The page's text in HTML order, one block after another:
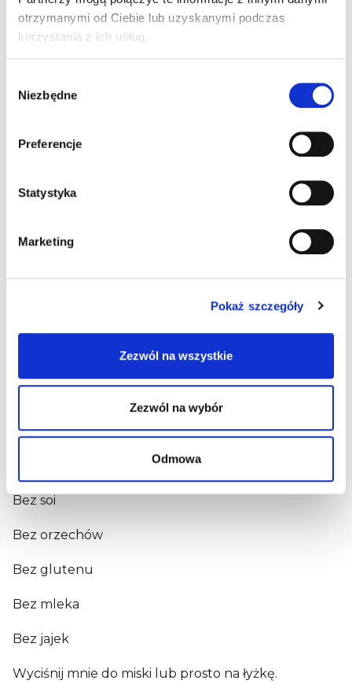
otrzymanymi od Ciebie lub uzyskanymi podczas
korzystania z ich usług.
zgody
Niezbędne
Preferencje
Statystyka
Marketing
Pokaż szczegóły
Zezwól na wszystkie
Zezwól na wybór
Odmowa
kJ/kcal
11,4
Błonnik
0,8
W tym nasycone kwasy tłuszczowe <0,1 g. W tym
O zawartości soli decyduje naturalnie występujący
w produktach sód.
Bez soi
Bez orzechów
Bez glutenu
Bez mleka
Bez jajek
Wyciśnij mnie do miski lub prosto na łyżkę.